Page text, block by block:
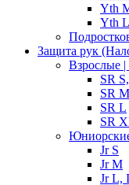
Yth
Yth L
Защита рук
Взрослые |
SR
SR M
SR L
SR
Jr S
Jr M
Jr L,